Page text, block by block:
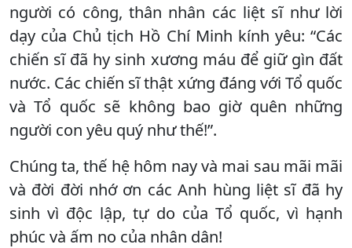
người có công, thân nhân các liệt sĩ như lời
dạy của Chủ tịch Hồ Chí Minh kính yêu: “Các
chiến sĩ đã hy sinh xương máu để giữ gìn đất
nước. Các chiến sĩ thật xứng đáng với Tổ quốc
và Tổ quốc sẽ không bao giờ quên những
người con yêu quý như thế!”.
Chúng ta, thế hệ hôm nay và mai sau mãi mãi
và đời đời nhớ ơn các Anh hùng liệt sĩ đã hy
sinh vì độc lập, tự do của Tổ quốc, vì hạnh
phúc và ấm no của nhân dân!